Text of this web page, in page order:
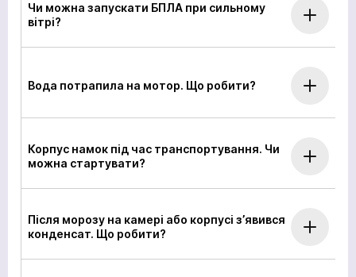
Чи можна запускати БПЛА при сильному
вітрі?
Вода потрапила на мотор. Що робити?
Корпус намок під час транспортування. Чи
можна стартувати?
Після морозу на камері або корпусі з’явився
конденсат. Що робити?